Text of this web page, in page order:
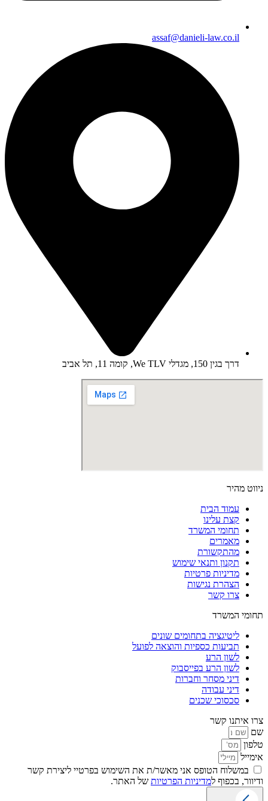
assaf@danieli-law.co.il
דרך בגין 150, מגדלי We TLV, קומה 11, תל אביב
ניווט מהיר
עמוד הבית
קצת עלינו
תחומי המשרד
מאמרים
מהתקשורת
תקנון ותנאי שימוש
מדיניות פרטיות
הצהרת נגישות
צרו קשר
תחומי המשרד
ליטיגציה בתחומים שונים
תביעות כספיות והוצאה לפועל
לשון הרע
לשון הרע בפייסבוק
דיני מסחר וחברות
דיני עבודה
סכסוכי שכנים
צרו איתנו קשר
שם
טלפון
אימייל
במשלוח הטופס אני מאשר/ת את השימוש בפרטיי ליצירת קשר
ודיוור, בכפוף למדיניות הפרטיות של האתר.